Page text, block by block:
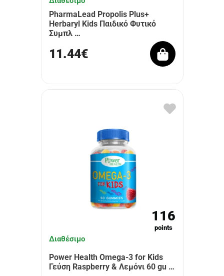
PharmaLead Propolis Plus+
Herbaryl Kids Παιδικό Φυτικό
Συμπλ …
11.44€
116
points
Διαθέσιμο
Power Health Omega-3 for Kids
Γεύση Raspberry & Λεμόνι 60 gu …